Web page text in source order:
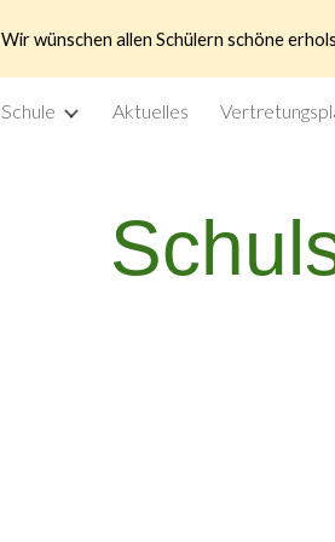
Skip to main content
Wir wünschen allen Schülern schöne
Schule Aktuelles